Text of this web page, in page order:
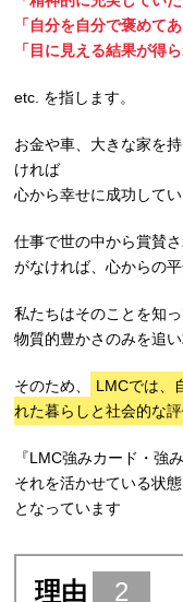
「自分を自分で褒めて
「目に見える結果が得
etc. を指します。
お金や車、大きな家を
ければ
心から幸せに成功して
仕事で世の中から賞賛
がなければ、心からの
私たちはそのことを知っ
物質的豊かさのみを追
そのため、
LMCでは、
れた暮らしと社会的な
『LMC強みカード・強
それを活かせている状
となっています
理由 2